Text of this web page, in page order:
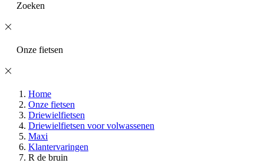
Zoeken
Onze fietsen
Home
Onze fietsen
Driewielfietsen
Driewielfietsen voor volwassenen
Maxi
Klantervaringen
R de bruin